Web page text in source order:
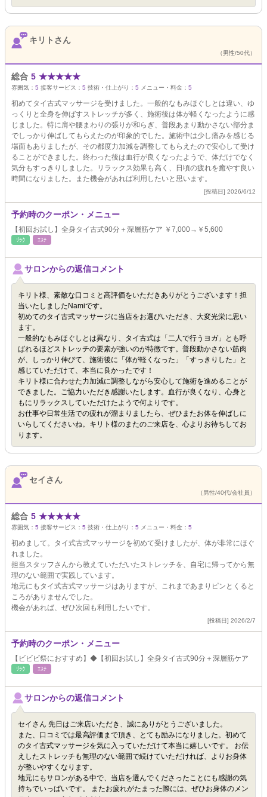
キリトさん
（男性/50代）
総合 5 ★★★★★
雰囲気： 5 接客サービス： 5 技術・仕上がり： 5 メニュー・料金： 5
初めてタイ古式マッサージを受けました。一般的なもみほぐしとは違い、ゆ
っくりと全身を伸ばすストレッチが多く、施術後は体が軽くなったように感
じました。特に肩や腰まわりの張りが和らぎ、普段あまり動かさない部分ま
でしっかり伸ばしてもらえたのが印象的でした。施術中は少し痛みを感じる
場面もありましたが、その都度力加減を調整してもらえたので安心して受け
ることができました。終わった後は血行が良くなったようで、体だけでなく
気分もすっきりしました。リラックス効果も高く、日頃の疲れを癒やす良い
時間になりました。また機会があれば利用したいと思います。
[投稿日] 2026/6/12
予約時のクーポン・メニュー
【初回お試し】全身タイ古式90分＋深層筋ケア ￥7,000→￥5,600
ﾘﾗｸ ｴｽﾃ
サロンからの返信コメント
キリト様、素敵な口コミと高評価をいただきありがとうございます！担
当いたしましたNamiです。
初めてのタイ古式マッサージに当店をお選びいただき、大変光栄に思い
ます。
一般的なもみほぐしとは異なり、タイ古式は「二人で行うヨガ」とも呼
ばれるほどストレッチの要素が強いのが特徴です。普段動かさない筋肉
が、しっかり伸びて、施術後に「体が軽くなった」「すっきりした」と
感じていただけて、本当に良かったです！
キリト様に合わせた力加減に調整しながら安心して施術を進めることが
できました。ご協力いただき感謝いたします。血行が良くなり、心身と
もにリラックスしていただけたようで何よりです。
お仕事や日常生活での疲れが溜まりましたら、ぜひまたお体を伸ばしに
いらしてくださいね。キリト様のまたのご来店を、心よりお待ちしてお
ります。
セイさん
（男性/40代/会社員）
総合 5 ★★★★★
雰囲気： 5 接客サービス： 5 技術・仕上がり： 5 メニュー・料金： 5
初めまして。タイ式古式マッサージを初めて受けましたが、体が非常にほぐ
れました。
担当スタッフさんから教えていただいたストレッチを、自宅に帰ってから無
理のない範囲で実践しています。
地元にもタイ式古式マッサージはありますが、これまであまりピンとくると
ころがありませんでした。
機会があれば、ぜひ次回も利用したいです。
[投稿日] 2026/2/7
予約時のクーポン・メニュー
【ビビビ祭におすすめ】◆【初回お試し】全身タイ古式90分＋深層筋ケア
ﾘﾗｸ ｴｽﾃ
サロンからの返信コメント
セイさん 先日はご来店いただき、誠にありがとうございました。
また、口コミでは最高評価まで頂き、とても励みになりました。初めて
のタイ古式マッサージを気に入っていただけて本当に嬉しいです。 お伝
えしたストレッチも無理のない範囲で続けていただければ、よりお身体
が整いやすくなります。
地元にもサロンがある中で、当店を選んでくださったことにも感謝の気
持ちでいっぱいです。 またお疲れがたまった際には、ぜひお身体のメン